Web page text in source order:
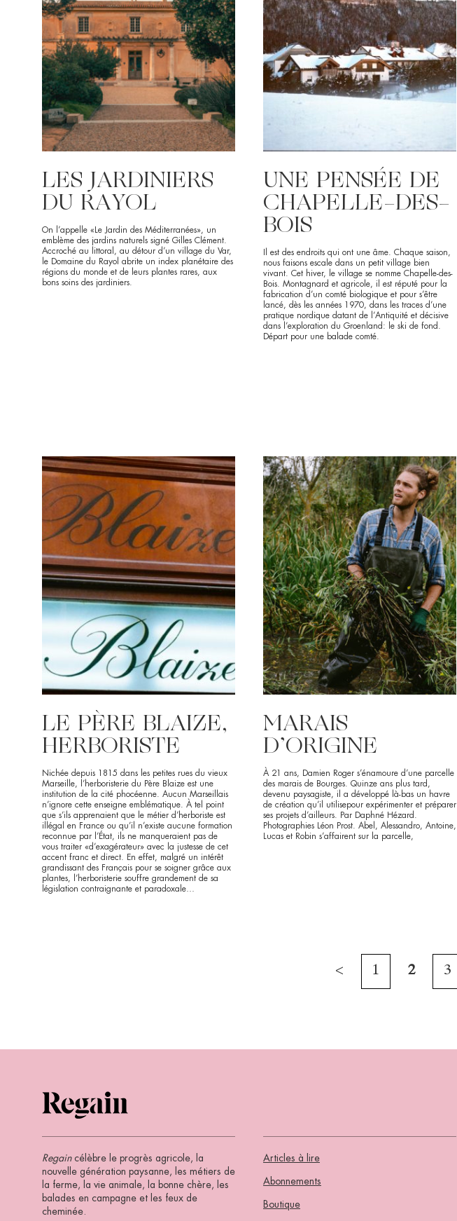
LES JARDINIERS
DU RAYOL
On l’appelle «Le Jardin des Méditerranées», un
emblème des jardins naturels signé Gilles Clément.
Accroché au littoral, au détour d’un village du Var,
le Domaine du Rayol abrite un index planétaire des
régions du monde et de leurs plantes rares, aux
bons soins des jardiniers.
UNE PENSÉE DE
CHAPELLE-DES-
BOIS
Il est des endroits qui ont une âme. Chaque saison,
nous faisons escale dans un petit village bien
vivant. Cet hiver, le village se nomme Chapelle-des-
Bois. Montagnard et agricole, il est réputé pour la
fabrication d’un comté biologique et pour s’être
lancé, dès les années 1970, dans les traces d’une
pratique nordique datant de l’Antiquité et décisive
dans l’exploration du Groenland: le ski de fond.
Départ pour une balade comté.
LE PÈRE BLAIZE,
HERBORISTE
Nichée depuis 1815 dans les petites rues du vieux
Marseille, l’herboristerie du Père Blaize est une
institution de la cité phocéenne. Aucun Marseillais
n’ignore cette enseigne emblématique. À tel point
que s’ils apprenaient que le métier d’herboriste est
illégal en France ou qu’il n’existe aucune formation
reconnue par l’État, ils ne manqueraient pas de
vous traiter «d’exagérateur» avec la justesse de cet
accent franc et direct. En effet, malgré un intérêt
grandissant des Français pour se soigner grâce aux
plantes, l’herboristerie souffre grandement de sa
législation contraignante et paradoxale…
MARAIS
D’ORIGINE
À 21 ans, Damien Roger s’énamoure d’une parcelle
des marais de Bourges. Quinze ans plus tard,
devenu paysagiste, il a développé là-bas un havre
de création qu’il utilisepour expérimenter et préparer
ses projets d’ailleurs. Par Daphné Hézard.
Photographies Léon Prost. Abel, Alessandro, Antoine,
Lucas et Robin s’affairent sur la parcelle,
< 1 2 3
Regaincélèbre le progrès agricole, la
nouvelle génération paysanne, les métiers de
la ferme, la vie animale, la bonne chère, les
balades en campagne et les feux de
cheminée.
Articles à lire
Abonnements
Boutique